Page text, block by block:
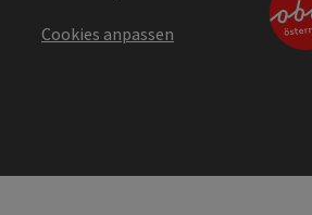
Cookies anpassen